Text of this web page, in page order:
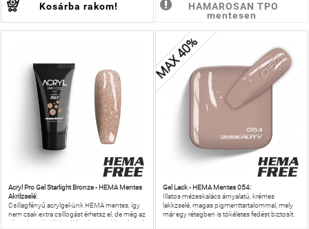
Kosárba rakom!
HAMAROSAN TPO
mentesen
Acryl Pro Gel Starlight Bronze - HEMA Mentes
Akrilzselé:
Csillagfényű acrylgel-ünk HEMA mentes, így
nem csak extra csillogást érhetsz el, de még az
allergiás reakciók kockázatát is csökkentheted!
MAX 40%
Gel Lack - HEMA Mentes 054:
Illatos mézeskalács árnyalatú, krémes
lakkzselé, magas pigmenttartalommal, mely
már egy rétegben is tökéletes fedést biztosít.